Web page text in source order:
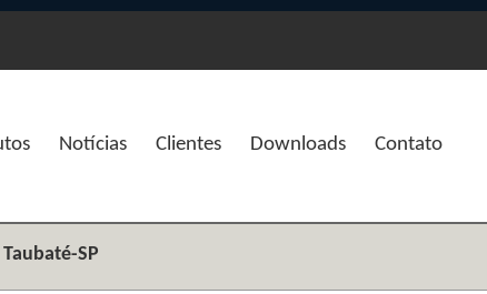
Notícias Clientes Downloads Contato
SP